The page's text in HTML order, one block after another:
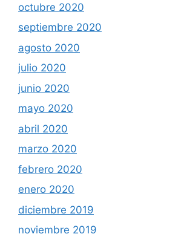
octubre 2020
septiembre 2020
agosto 2020
julio 2020
junio 2020
mayo 2020
abril 2020
marzo 2020
febrero 2020
enero 2020
diciembre 2019
noviembre 2019